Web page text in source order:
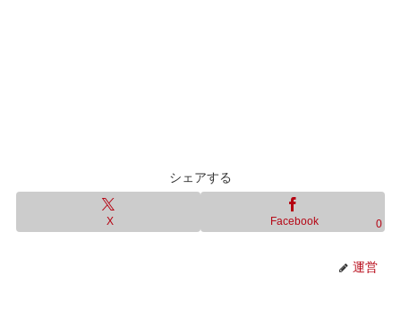
シェアする
X Facebook 0
運営